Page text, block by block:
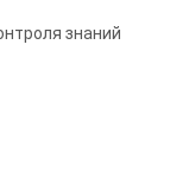
знаний